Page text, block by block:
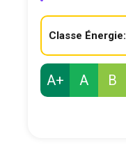
Classe Énergie:
A+ A B